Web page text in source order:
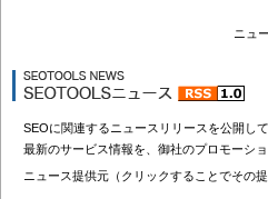
ニュ
SEOに関連するニュースリリースを公開して
最新のサービス情報を、御社のプロモーシ
ニュース提供元（クリックすることでその